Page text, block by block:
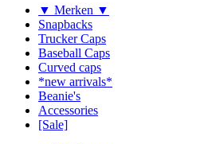
▼ Merken ▼
Snapbacks
Trucker Caps
Baseball Caps
Curved caps
*new arrivals*
Beanie's
Accessories
[Sale]